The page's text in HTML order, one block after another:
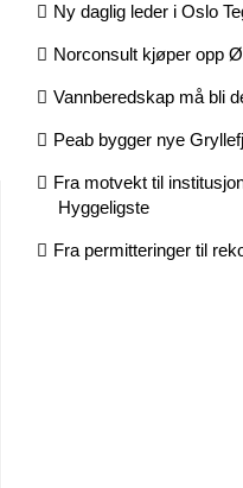
Ny daglig leder i Oslo
Norconsult kjøper opp
Vannberedskap må bli
Peab bygger nye
Fra motvekt til
Hyggeligste
Fra permitteringer til